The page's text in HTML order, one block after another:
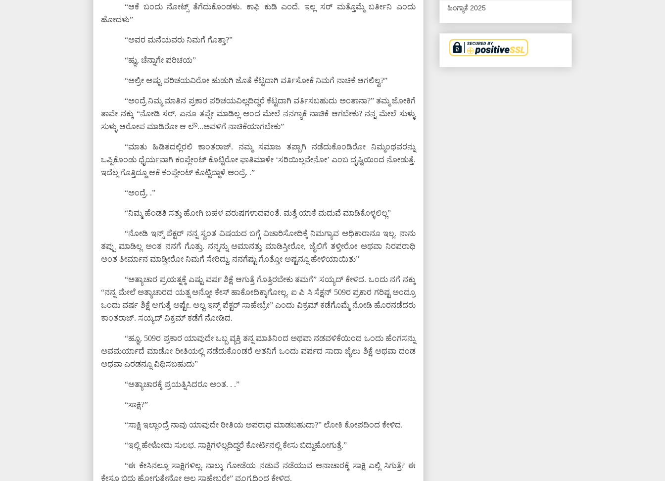
“ಆಕೆ ಬಂದು ನೋಟ್ಸ್ ತೆಗೆದುಕೊಂಡಳು. ಕಾಫಿ ಕುಡಿ ಎಂದೆ. ಇಲ್ಲ ಸರ್ ಮತ್ತೊಮ್ಮೆ ಬರ್ತೀನಿ ಎಂದು
ಹೋದಳು”
“ಅವರ ಮನೆಯವರು ನಿಮಗೆ ಗೊತ್ತಾ?”
“ಹ್ಞು. ಚೆನ್ನಾಗೇ ಪರಿಚಯ”
“ಅಲ್ರೀ ಅಷ್ಟು ಪರಿಚಯವಿರೋ ಹುಡುಗಿ ಜೊತೆ ಕೆಟ್ಟದಾಗಿ ವರ್ತಿಸೋಕೆ ನಿಮಗೆ ನಾಚಿಕೆ ಆಗಲಿಲ್ವ?”
“ಅಂದ್ರೆ ನಿಮ್ಮ ಮಾತಿನ ಪ್ರಕಾರ ಪರಿಚಯವಿಲ್ಲದಿದ್ದರೆ ಕೆಟ್ಟದಾಗಿ ವರ್ತಿಸಬಹುದು ಅಂತಾನಾ?” ತಮ್ಮ ಜೋಕಿಗೆ
ತಾವೇ ನಕ್ಕು “ನೋಡಿ ಸರ್, ಏನೂ ತಪ್ಪೇ ಮಾಡಿಲ್ಲ ಅಂದ ಮೇಲೆ ನನಗ್ಯಾಕೆ ನಾಚಿಕೆ ಆಗಬೇಕು? ನನ್ನ ಮೇಲೆ ಸುಳ್ಳು
ಸುಳ್ಳು ಆರೋಪ ಮಾಡಿರೋ ಆ ಲೌ...ಅವಳಿಗೆ ನಾಚಿಕೆಯಾಗಬೇಕು”
“ಮಾತು ಹಿಡಿತದಲ್ಲಿರಲಿ ಕಾಂತರಾಜ್. ನಮ್ಮ ಸಮಾಜ ತಪ್ಪಾಗಿ ನಡೆದುಕೊಂಡಿರೋ ನಿಮ್ಮಂಥವರನ್ನು
ಒಪ್ಪಿಕೊಂಡು ಧೈರ್ಯವಾಗಿ ಕಂಪ್ಲೇಂಟ್ ಕೊಟ್ಟಿರೋ ಫಾತಿಮಾಳೇ ‘ಸರಿಯಿಲ್ಲವೇನೋ’ ಎಂಬ ದೃಷ್ಟಿಯಿಂದ ನೋಡುತ್ತೆ.
ಇದೆಲ್ಲ ಗೊತ್ತಿದ್ದೂ ಆಕೆ ಕಂಪ್ಲೇಂಟ್ ಕೊಟ್ಟಿದ್ದಾಳೆ ಅಂದ್ರೆ. .”
“ಅಂದ್ರೆ. .”
“ನಿಮ್ಮ ಹೆಂಡತಿ ಸತ್ತು ಹೋಗಿ ಬಹಳ ವರುಷಗಳಾದವಂತೆ. ಮತ್ತೆ ಯಾಕೆ ಮದುವೆ ಮಾಡಿಕೊಳ್ಳಲಿಲ್ಲ”
“ನೋಡಿ ಇನ್ಸ್ ಪೆಕ್ಟರ್ ನನ್ನ ಸ್ವಂತ ವಿಷಯದ ಬಗ್ಗೆ ವಿಚಾರಿಸೋದಿಕ್ಕೆ ನಿಮಗ್ಯಾವ ಅಧಿಕಾರಾನೂ ಇಲ್ಲ. ನಾನು
ತಪ್ಪು ಮಾಡಿಲ್ಲ ಅಂತ ನನಗೆ ಗೊತ್ತು. ನನ್ನನ್ನು ಅಮಾನತ್ತು ಮಾಡಿಸ್ತೀರೋ, ಜೈಲಿಗೆ ತಳ್ತೀರೋ ಅಥವಾ ನಿರಪರಾಧಿ
ಅಂತ ತೀರ್ಮಾನ ಮಾಡ್ತೀರೋ ನಿಮಗೆ ಸೇರಿದ್ದು. ನನಗೆಷ್ಟು ಗೊತ್ತೋ ಅಷ್ಟನ್ನೂ ಹೇಳಿಯಾಯಿತು”
“ಅತ್ಯಾಚಾರ ಪ್ರಯತ್ನಕ್ಕೆ ಎಷ್ಟು ವರ್ಷ ಶಿಕ್ಷೆ ಆಗುತ್ತೆ ಗೊತ್ತಿರಬೇಕು ತಮಗೆ” ಸಯ್ಯದ್ ಕೇಳಿದ. ಒಂದು ನಗೆ ನಕ್ಕು
“ನನ್ನ ಮೇಲೆ ಅತ್ಯಾಚಾರದ ಯತ್ನ ಅನ್ನೋ ಕೇಸ್ ಹಾಕೋದಿಕ್ಕಾಗೋಲ್ಲ. ಐ ಪಿ ಸಿ ಸೆಕ್ಷನ್ 509ರ ಪ್ರಕಾರ ಗರಿಷ್ಟ ಅಂದ್ರೂ
ಒಂದು ವರ್ಷ ಶಿಕ್ಷೆ ಆಗುತ್ತೆ ಅಷ್ಟೇ. ಅಲ್ವ ಇನ್ಸ್ ಪೆಕ್ಟರ್ ಸಾಹೇಬ್ರೇ” ಎಂದು ವಿಕ್ರಮ್ ಕಡೆಗೊಮ್ಮೆ ನೋಡಿ ಹೊರನಡೆದರು
ಕಾಂತರಾಜ್. ಸಯ್ಯದ್ ವಿಕ್ರಮ್ ಕಡೆಗೆ ನೋಡಿದ.
“ಹ್ಞೂ. 509ರ ಪ್ರಕಾರ ಯಾವುದೇ ಒಬ್ಬ ವ್ಯಕ್ತಿ ತನ್ನ ಮಾತಿನಿಂದ ಅಥವಾ ನಡವಳಿಕೆಯಿಂದ ಒಂದು ಹೆಂಗಸನ್ನು
ಅವಮರ್ಯಾದೆ ಮಾಡೋ ರೀತಿಯಲ್ಲಿ ನಡೆದುಕೊಂಡರೆ ಆತನಿಗೆ ಒಂದು ವರ್ಷದ ಸಾದಾ ಜೈಲು ಶಿಕ್ಷೆ ಅಥವಾ ದಂಡ
ಅಥವಾ ಎರಡನ್ನೂ ವಿಧಿಸಬಹುದು”
“ಅತ್ಯಾಚಾರಕ್ಕೆ ಪ್ರಯತ್ನಿಸಿದರೂ ಅಂತ. . .”
“ಸಾಕ್ಷಿ?”
“ಸಾಕ್ಷಿ ಇಲ್ಲಾಂದ್ರೆ ನಾವು ಯಾವುದೇ ರೀತಿಯ ಅಪರಾಧ ಮಾಡಬಹುದಾ?” ಲೋಕಿ ಕೋಪದಿಂದ ಕೇಳಿದ.
“ಇಲ್ಲಿ ಹೇಳೋದು ಸುಲಭ. ಸಾಕ್ಷಿಗಳಿಲ್ಲದಿದ್ದರೆ ಕೋರ್ಟಿನಲ್ಲಿ ಕೇಸು ಬಿದ್ದುಹೋಗುತ್ತೆ.”
“ಈ ಕೇಸಿನಲ್ಲೂ ಸಾಕ್ಷಿಗಳಿಲ್ಲ. ನಾಲ್ಕು ಗೋಡೆಯ ನಡುವೆ ನಡೆಯುವ ಅನಾಚಾರಕ್ಕೆ ಸಾಕ್ಷಿ ಎಲ್ಲಿ ಸಿಗುತ್ತೆ? ಈ
ಕೇಸೂ ಬಿದ್ದು ಹೋಗುತ್ತೇನೋ ಅಲ್ವ ಸಾಹೇಬರೇ” ವ್ಯಂಗ್ಯದಿಂದ ಕೇಳಿದ.
ಹಿಂಗ್ಯಾಕೆ 2025